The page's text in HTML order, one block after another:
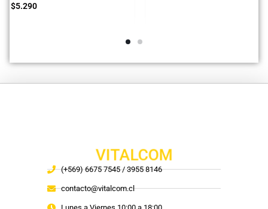
$5.290
VITALCOM
(+569) 6675 7545 / 3955 8146
contacto@vitalcom.cl